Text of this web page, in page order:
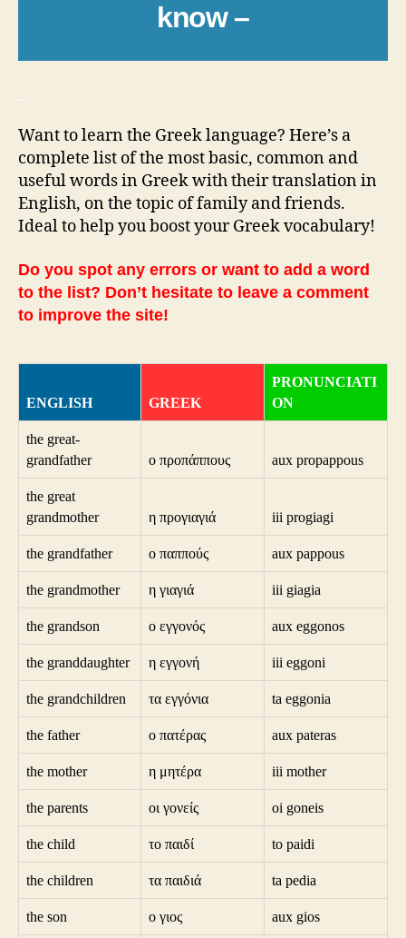
know –
Want to learn the Greek language? Here’s a
complete list of the most basic, common and
useful words in Greek with their translation in
English, on the topic of family and friends.
Ideal to help you boost your Greek vocabulary!
Do you spot any errors or want to add a word
to the list? Don’t hesitate to leave a comment
to improve the site!
ENGLISH GREEK
PRONUNCIATI
ON
the great-
grandfather
ο προπάππους aux propappous
the great
grandmother
η προγιαγιά iii progiagi
the grandfather ο παππούς aux pappous
the grandmother η γιαγιά iii giagia
the grandson ο εγγονός aux eggonos
the granddaughter η εγγονή iii eggoni
the grandchildren τα εγγόνια ta eggonia
the father ο πατέρας aux pateras
the mother η μητέρα iii mother
the parents οι γονείς oi goneis
the child το παιδί to paidi
the children τα παιδιά ta pedia
the son ο γιος aux gios